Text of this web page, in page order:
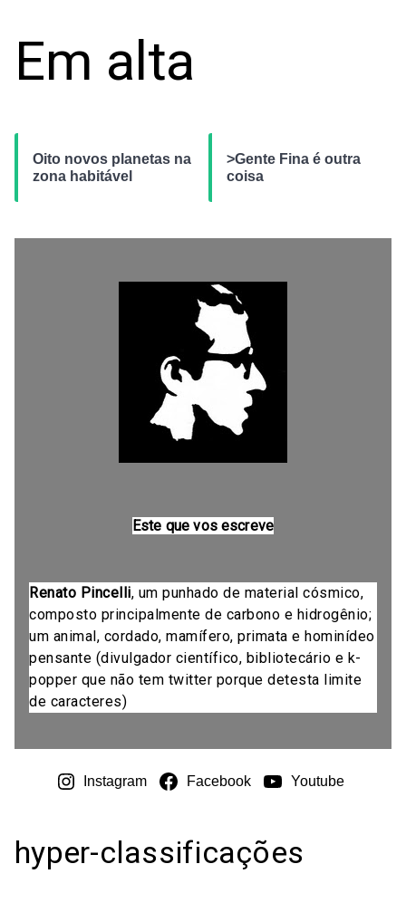
Em alta
Oito novos planetas na
zona habitável
>Gente Fina é outra
coisa
Este que vos escreve
Renato Pincelli, um punhado de material cósmico,
composto principalmente de carbono e hidrogênio;
um animal, cordado, mamífero, primata e hominídeo
pensante (divulgador científico, bibliotecário e k-
popper que não tem twitter porque detesta limite
de caracteres)
Instagram Facebook Youtube
hyper-classificações